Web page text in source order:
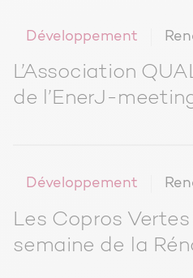
Développement
L’Association
de l’EnerJ-
Développement
Les Copros
semaine de la